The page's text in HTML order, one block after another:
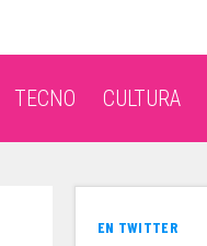
TECNO CULTURA
EN TWITTER